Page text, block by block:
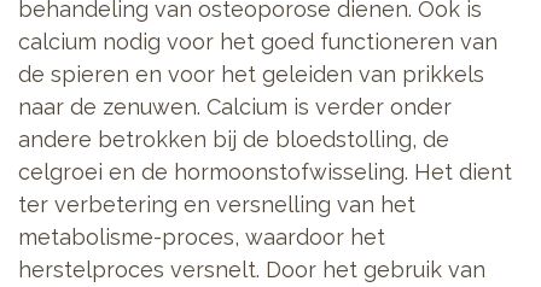
behandeling van osteoporose dienen. Ook is
calcium nodig voor het goed functioneren van
de spieren en voor het geleiden van prikkels
naar de zenuwen. Calcium is verder onder
andere betrokken bij de bloedstolling, de
celgroei en de hormoonstofwisseling. Het dient
ter verbetering en versnelling van het
metabolisme-proces, waardoor het
herstelproces versnelt. Door het gebruik van